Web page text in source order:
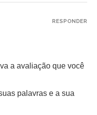
a avaliação que você
palavras e a sua
RESPONDER